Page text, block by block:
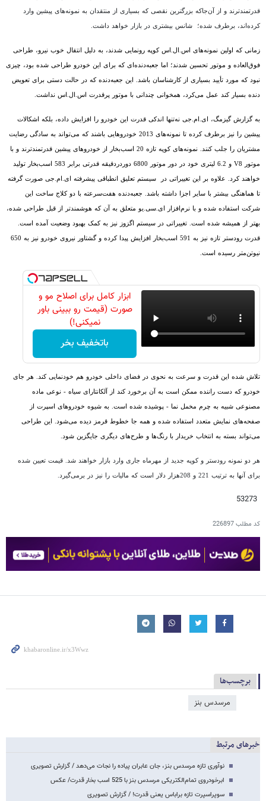
قدرتمندترند و از آن‌جاکه بزرگترین نقصی که بسیاری از منتقدان به نمونه‌های پیشین وارد
کرده‌اند، برطرف شده؛ شانس بیشتری در بازار خواهد داشت.
زمانی که اولین نمونه‌های اس.ال.اس کوپه رونمایی شدند، به دلیل انتقال خوب نیرو، طراحی
فوق‌العاده و موتور تحسین شدند؛ اما جعبه‌دنده‌ای که برای این خودرو طراحی شده بود، چیزی
نبود که مورد تأیید بسیاری از کارشناسان باشد. این جعبه‌دنده که در حالت دستی برای تعویض
دنده بسیار کند عمل می‌کرد، همخوانی چندانی با موتور پرقدرت اس.ال.اس نداشت.
به گزارش گیزمگ، ای.ام.جی نه‌تنها اندکی قدرت این خودرو را افزایش داده، بلکه اشکالات
پیشین را نیز برطرف کرده تا نمونه‌های 2013 خودروهایی باشند که می‌تواند به سادگی رضایت
مشتریان را جلب کنند. نمونه‌های کوپه تازه 20 اسب‌بخار از خودروهای پیشین قدرتمندترند و با
موتور V8 و 6.2 لیتری خود در دور موتور 6800 دوردردقیقه قدرتی برابر 583 اسب‌بخار تولید
خواهند کرد. علاوه بر این تغییراتی در سیستم تعلیق انطباقی پیشرفته ای.ام.جی صورت گرفته
تا هماهنگی بیشتر با سایر اجزا داشته باشد. جعبه‌دنده هفت‌سرعته با دو کلاج ساخت این
شرکت استفاده شده و با نرم‌افزار ای.سی.یو متعلق به آن که هوشمندتر از قبل طراحی شده،
بهتر از همیشه شده است. تغییراتی در سیستم اگزوز نیز به کمک بهبود وضعیت آمده است.
قدرت رودستر تازه نیز به 591 اسب‌بخار افزایش پیدا کرده و گشتاور نیروی خودرو نیز به 650
نیوتن‌متر رسیده است.
ابزار کامل برای اصلاح مو و
صورت (قیمت رو ببینی باور
نمیکنی!)
باتخفیف بخر
تلاش شده این قدرت و سرعت به نحوی در فضای داخلی خودرو هم خودنمایی کند. هر جای
خودرو که دست راننده ممکن است به آن برخورد کند از آلکانتارای سیاه - نوعی ماده
مصنوعی شبیه به چرم مخمل نما - پوشیده شده است. به شیوه خودروهای اسپرت از
صفحه‌های نمایش متعدد استفاده شده و همه جا خطوط قرمز دیده می‌شود. این طراحی
می‌تواند بسته به انتخاب خریدار با رنگ‌ها و طرح‌های دیگری جایگزین شود.
هر دو نمونه رودستر و کوپه جدید از مهرماه جاری وارد بازار خواهند شد. قیمت تعیین شده
برای آنها به ترتیب 221 و 208هزار دلار است که مالیات را نیز در برمی‌گیرد.
کد مطلب226897
برچسب‌ها
مرسدس بنز
خبرهای مرتبط
نوآوری تازه مرسدس بنز، جان عابران پیاده را نجات می‌دهد / گزارش تصویری
ابرخودروی تمام‌الکتریکی مرسدس بنز با 525 اسب بخار قدرت/ عکس
سوپراسپرت تازه براباس یعنی قدرت! / گزارش تصویری